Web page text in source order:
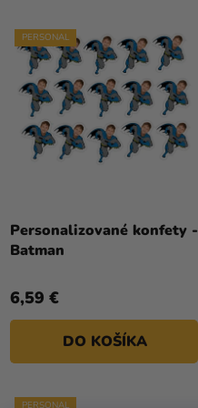
PERSONAL
Personalizované konfety -
Batman
6,59 €
DO KOŠÍKA
PERSONAL